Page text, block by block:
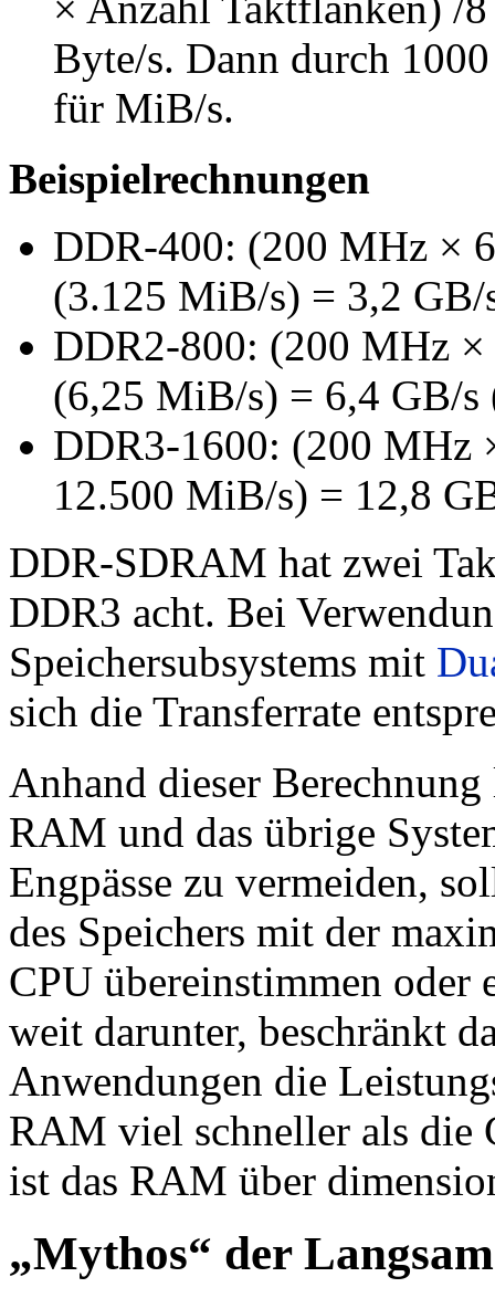
Byte/s. Dann durch
für MiB/s.
Beispielrechnungen
DDR-400: (200 MHz ×
(3.125 MiB/s) = 3,2
DDR2-800: (200 MHz
(6,25 MiB/s) = 6,4 GB/s
DDR3-1600: (200 MHz
12.500 MiB/s) = 12,8
DDR-SDRAM hat zwei
DDR3 acht. Bei
Speichersubsystems mit
sich die Transferrate
Anhand dieser
RAM und das übrige
Engpässe zu vermeiden,
des Speichers mit der
CPU übereinstimmen oder
weit darunter, beschränkt
Anwendungen die
RAM viel schneller als die
ist das RAM über
„Mythos“ der